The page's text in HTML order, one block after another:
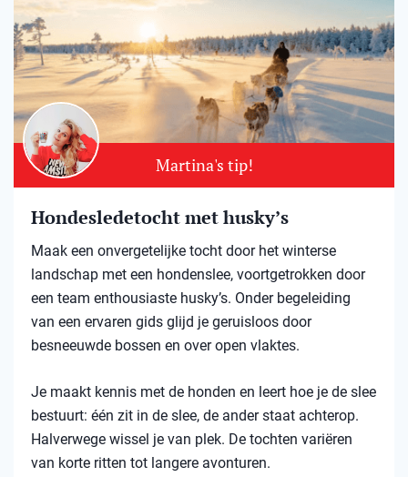
Martina's tip!
Hondesledetocht met husky’s
Maak een onvergetelijke tocht door het winterse
landschap met een hondenslee, voortgetrokken door
een team enthousiaste husky’s. Onder begeleiding
van een ervaren gids glijd je geruisloos door
besneeuwde bossen en over open vlaktes.
Je maakt kennis met de honden en leert hoe je de slee
bestuurt: één zit in de slee, de ander staat achterop.
Halverwege wissel je van plek. De tochten variëren
van korte ritten tot langere avonturen.